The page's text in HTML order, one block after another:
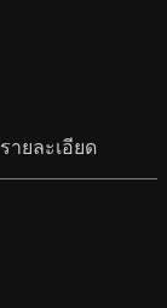
รายละเอียด